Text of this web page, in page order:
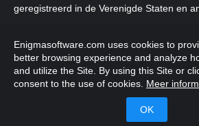
geregistreerd in de Verenigde Staten en
voorbehouden.
Enigmasoftware.com uses cookies to
better browsing experience and analyze
and utilize the Site. By using this Site or
consent to the use of cookies. Meer